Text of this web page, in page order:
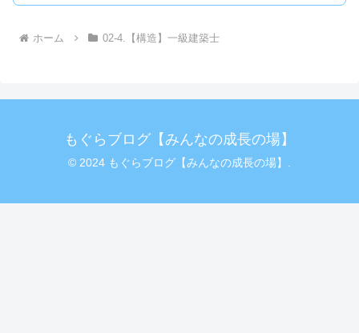
ホーム 02-4.【構造】一級建築士
もぐらブログ【みんなの成長の場】
© 2024 もぐらブログ【みんなの成長の場】.